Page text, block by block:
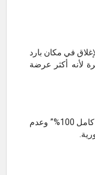
في مكان بارد
لأنه أكثر عرضة
يجب التأكد من أن المنتج يحتوي على “قمح كامل 100%” وعدم